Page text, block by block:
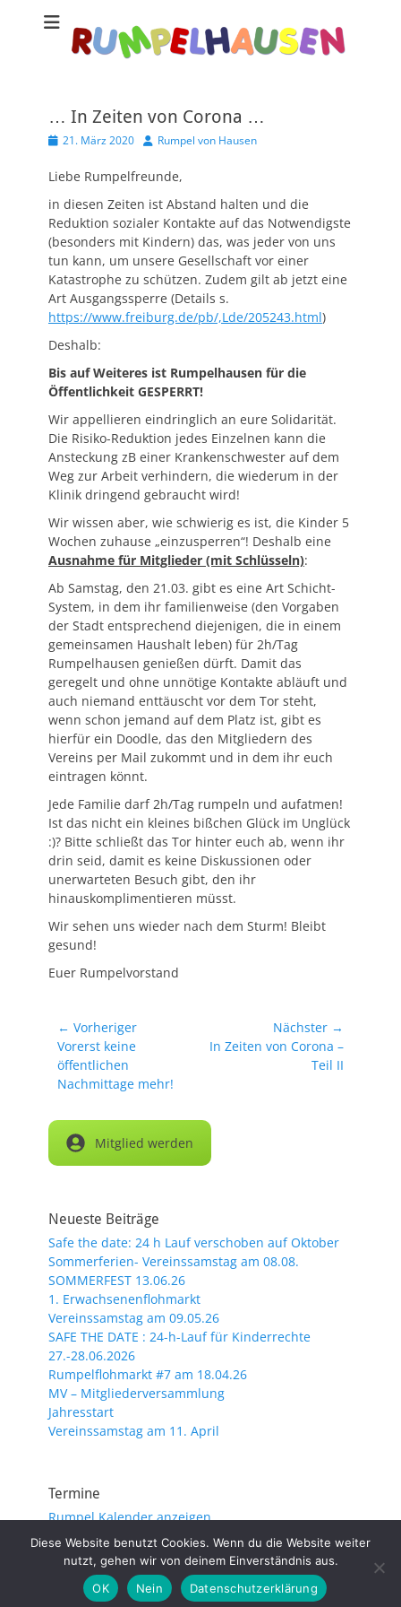
… In Zeiten von Corona …
Veröffentlicht
21. März 2020 AutorRumpel von Hausen
Liebe Rumpelfreunde,
in diesen Zeiten ist Abstand halten und die
Reduktion sozialer Kontakte auf das Notwendigste
(besonders mit Kindern) das, was jeder von uns
tun kann, um unsere Gesellschaft vor einer
Katastrophe zu schützen. Zudem gilt ab jetzt eine
Art Ausgangssperre (Details s.
https://www.freiburg.de/pb/,Lde/205243.html)
Deshalb:
Bis auf Weiteres ist Rumpelhausen für die
Öffentlichkeit GESPERRT!
Wir appellieren eindringlich an eure Solidarität.
Die Risiko-Reduktion jedes Einzelnen kann die
Ansteckung zB einer Krankenschwester auf dem
Weg zur Arbeit verhindern, die wiederum in der
Klinik dringend gebraucht wird!
Wir wissen aber, wie schwierig es ist, die Kinder 5
Wochen zuhause „einzusperren“! Deshalb eine
Ausnahme für Mitglieder (mit Schlüsseln):
Ab Samstag, den 21.03. gibt es eine Art Schicht-
System, in dem ihr familienweise (den Vorgaben
der Stadt entsprechend diejenigen, die in einem
gemeinsamen Haushalt leben) für 2h/Tag
Rumpelhausen genießen dürft. Damit das
geregelt und ohne unnötige Kontakte abläuft und
auch niemand enttäuscht vor dem Tor steht,
wenn schon jemand auf dem Platz ist, gibt es
hierfür ein Doodle, das den Mitgliedern des
Vereins per Mail zukommt und in dem ihr euch
eintragen könnt.
Jede Familie darf 2h/Tag rumpeln und aufatmen!
Ist das nicht ein kleines bißchen Glück im Unglück
:)? Bitte schließt das Tor hinter euch ab, wenn ihr
drin seid, damit es keine Diskussionen oder
unerwarteten Besuch gibt, den ihr
hinauskomplimentieren müsst.
Wir sehen uns wieder nach dem Sturm! Bleibt
gesund!
Euer Rumpelvorstand
Beitragsnavigation
← Vorheriger
Vorheriger
Beitrag:
Vorerst keine
öffentlichen
Nachmittage mehr!
Nächster →
Nächster
In Zeiten von Corona –
Teil II
Mitglied werden
Neueste Beiträge
Safe the date: 24 h Lauf verschoben auf Oktober
Sommerferien- Vereinssamstag am 08.08.
SOMMERFEST 13.06.26
1. Erwachsenenflohmarkt
Vereinssamstag am 09.05.26
SAFE THE DATE : 24-h-Lauf für Kinderrechte
27.-28.06.2026
Rumpelflohmarkt #7 am 18.04.26
MV – Mitgliederversammlung
Jahresstart
Vereinssamstag am 11. April
Termine
Rumpel Kalender anzeigen
Copyright © 2026
Impressum/Datenschutz | Catch Responsive vonCatch
Themes
Diese Website benutzt Cookies. Wenn du die Website weiter
nutzt, gehen wir von deinem Einverständnis aus.
OK
Nein Datenschutzerklärung